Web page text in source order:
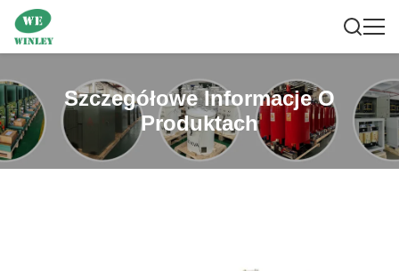
Szczegółowe Informacje O
Produktach